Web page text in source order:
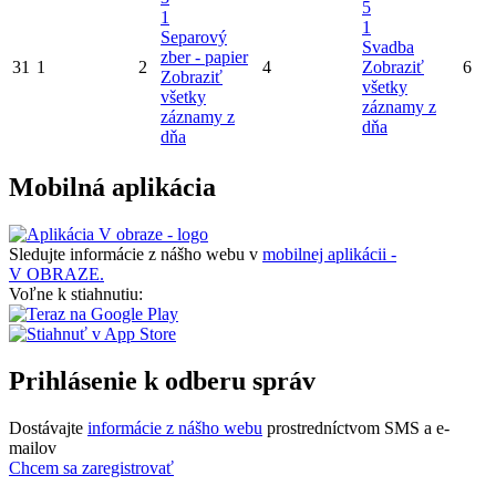
31 1 2
1
Separový
zber - papier
Zobraziť
všetky
záznamy z
dňa
4
5
1
Svadba
Zobraziť
všetky
záznamy z
dňa
6
Mobilná aplikácia
Sledujte informácie z nášho webu v mobilnej aplikácii -
V OBRAZE.
Voľne k stiahnutiu:
Prihlásenie k odberu správ
Dostávajte informácie z nášho webu prostredníctvom SMS a e-
mailov
Chcem sa zaregistrovať